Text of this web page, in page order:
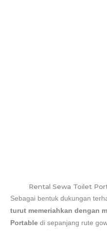
Rental Sewa Toilet
Sebagai bentuk dukungan
turut memeriahkan dengan
Portable di sepanjang rute